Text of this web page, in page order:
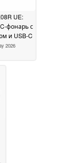
UE:
фонарь с
и USB-C
2026